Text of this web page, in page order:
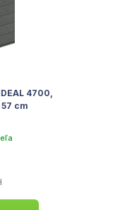
4700,
cm